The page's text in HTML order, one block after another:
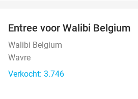
Entree voor Walibi Belgium
Walibi Belgium
Wavre
Verkocht: 3.746